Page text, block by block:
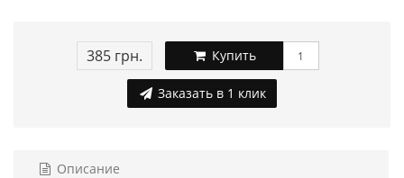
385 грн. Купить
Заказать в 1 клик
Описание